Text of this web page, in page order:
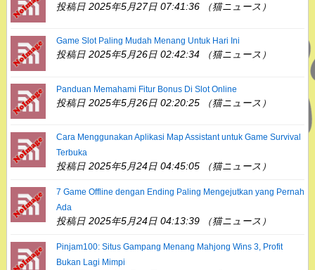
投稿日 2025年5月27日 07:41:36 （猫ニュース）
Game Slot Paling Mudah Menang Untuk Hari Ini
投稿日 2025年5月26日 02:42:34 （猫ニュース）
Panduan Memahami Fitur Bonus Di Slot Online
投稿日 2025年5月26日 02:20:25 （猫ニュース）
Cara Menggunakan Aplikasi Map Assistant untuk Game Survival
Terbuka
投稿日 2025年5月24日 04:45:05 （猫ニュース）
7 Game Offline dengan Ending Paling Mengejutkan yang Pernah
Ada
投稿日 2025年5月24日 04:13:39 （猫ニュース）
Pinjam100: Situs Gampang Menang Mahjong Wins 3, Profit
Bukan Lagi Mimpi